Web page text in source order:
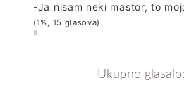
-Ja nisam neki mastor, to
(1%, 15 glasova)
Ukupno glasalo: